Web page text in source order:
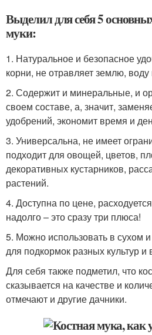
Выделил для себя 5
муки:
1. Натуральное и безопасное
корни, не отравляет землю, воду
2. Содержит и минеральные, и
своем составе, а, значит,
удобрений, экономит время и
3. Универсальна, не имеет
подходит для овощей, цветов,
декоративных кустарников,
растений.
4. Доступна по цене,
надолго – это сразу три плюса!
5. Можно использовать в сухом
для подкормок разных культур и
Для себя также подметил, что
сказывается на качестве и
отмечают и другие дачники.